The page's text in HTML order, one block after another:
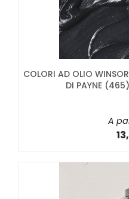
COLORI AD OLIO
DI PAYNE
A